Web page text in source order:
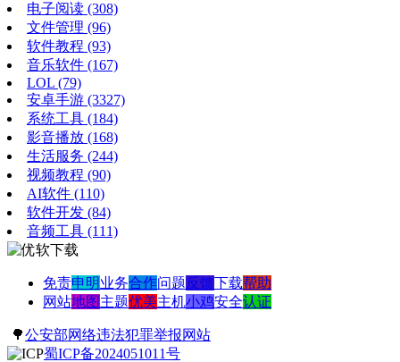
电子阅读 (308)
文件管理 (96)
软件教程 (93)
音乐软件 (167)
LOL (79)
安卓手游 (3327)
系统工具 (184)
影音播放 (168)
生活服务 (244)
视频教程 (90)
AI软件 (110)
软件开发 (84)
音频工具 (111)
免责申明业务合作问题反馈下载帮助
网站地图 主题优美主机小鸡安全认证
🌳公安部网络违法犯罪举报网站
蜀ICP备2024051011号